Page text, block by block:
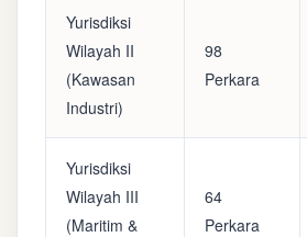
Yurisdiksi
Wilayah II
(Kawasan
Industri)
98
Perkara
Yurisdiksi
Wilayah III
(Maritim &
64
Perkara